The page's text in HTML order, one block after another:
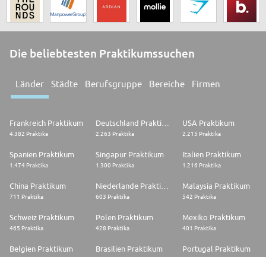
Die beliebtesten Praktikumssuchen
Länder Städte Berufsgruppe Bereiche Firmen
Frankreich Praktikum
4.382 Praktika 2.263 Praktika
USA Praktikum
2.215 Praktika
Spanien Praktikum
1.474 Praktika
Singapur Praktikum
1.300 Praktika
Italien Praktikum
1.216 Praktika
China Praktikum
711 Praktika 603 Praktika
Malaysia Praktikum
542 Praktika
Schweiz Praktikum
465 Praktika
Polen Praktikum
428 Praktika
Mexiko Praktikum
401 Praktika
Belgien Praktikum Brasilien Praktikum Portugal Praktikum